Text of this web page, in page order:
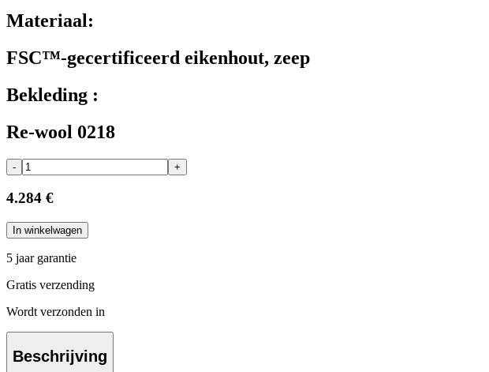
Materiaal:
FSC™-gecertificeerd eikenhout, zeep
Bekleding :
Re-wool 0218
- +
4.284 €
In winkelwagen
5 jaar garantie
Gratis verzending
Wordt verzonden in
Beschrijving